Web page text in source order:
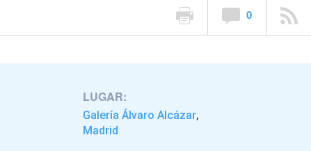
0
LUGAR:
Galería Álvaro Alcázar,
Madrid